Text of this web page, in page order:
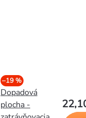
–19 %
Dopadová
plocha -